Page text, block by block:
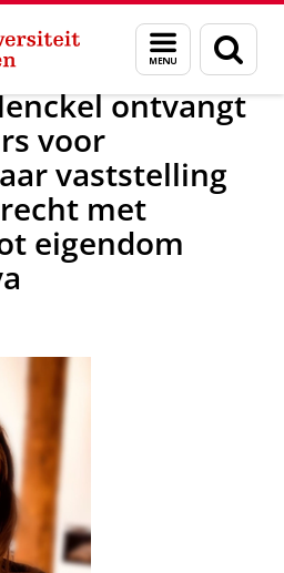
Menu
en
zoeken
Nieuwsarchief
ontvangt
voor
vaststelling
met
eigendom